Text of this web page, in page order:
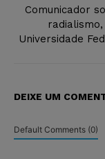
Comunicador
Universidade
DEIXE UM
Default Comments (0)